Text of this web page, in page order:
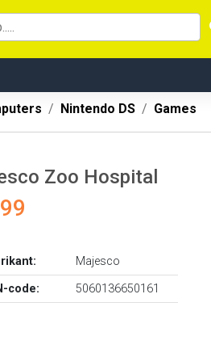
Nintendo DS Games
Zoo Hospital
Majesco
code:
5060136650161